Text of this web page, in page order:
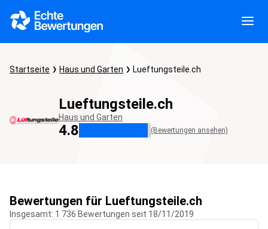
Startseite Haus und Garten Lueftungsteile.ch
Lueftungsteile.ch
Haus und Garten
4.8 (Bewertungen ansehen)
Bewertungen für Lueftungsteile.ch
Insgesamt: 1 736 Bewertungen seit 18/11/2019